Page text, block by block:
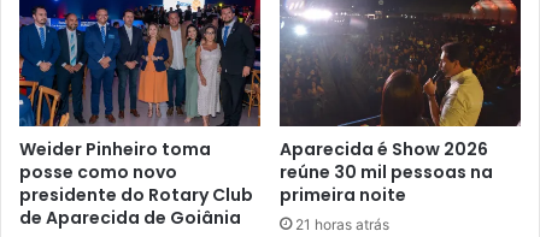
Weider Pinheiro toma
posse como novo
presidente do Rotary Club
de Aparecida de Goiânia
Aparecida é Show 2026
reúne 30 mil pessoas na
primeira noite
21 horas atrás